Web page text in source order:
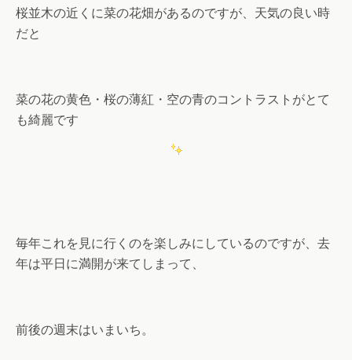
桜並木の近くに菜の花畑があるのですが、天気の良い時
だと
菜の花の黄色・桜の薄紅・空の青のコントラストがとて
も綺麗です
毎年これを見に行くのを楽しみにしているのですが、去
年は平日に満開が来てしまって、
前後の週末はいまいち。